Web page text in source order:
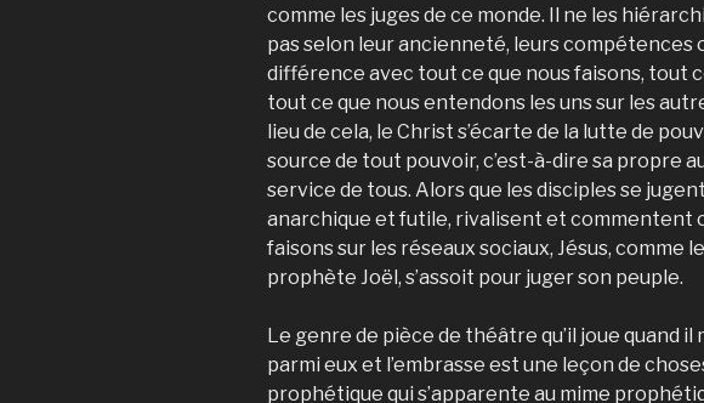
comme les juges de ce monde. Il ne les
pas selon leur ancienneté, leurs compétences
différence avec tout ce que nous faisons, tout
tout ce que nous entendons les uns sur les
lieu de cela, le Christ s’écarte de la lutte de
source de tout pouvoir, c’est-à-dire sa propre
service de tous. Alors que les disciples se
anarchique et futile, rivalisent et commentent
faisons sur les réseaux sociaux, Jésus, comme
prophète Joël, s’assoit pour juger son peuple.
Le genre de pièce de théâtre qu’il joue quand
parmi eux et l’embrasse est une leçon de
prophétique qui s’apparente au mime